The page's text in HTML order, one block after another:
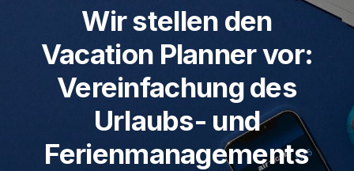
Branchen
Blog
Fallstudien
Ressourcen
Kontakt
Wir stellen den
Vacation Planner vor:
Vereinfachung des
Urlaubs- und
Ferienmanagements